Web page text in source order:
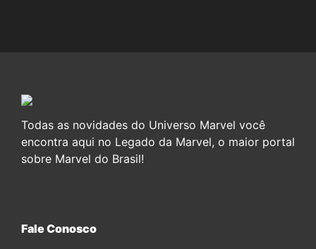
Todas as novidades do Universo Marvel você
encontra aqui no Legado da Marvel, o maior portal
sobre Marvel do Brasil!
Fale Conosco